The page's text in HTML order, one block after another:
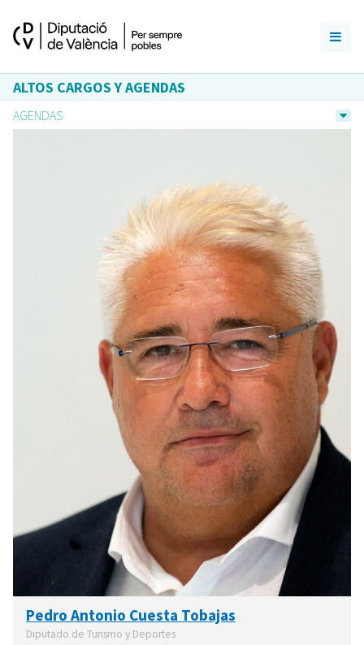
ALTOS CARGOS Y AGENDAS
AGENDAS
Pedro Antonio Cuesta Tobajas
Diputado de Turismo y Deportes